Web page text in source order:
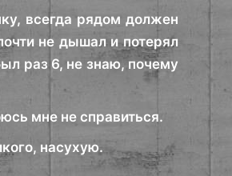
всегда рядом должен
не дышал и потерял
раз 6, не знаю, почему
мне не справиться.
насухую.